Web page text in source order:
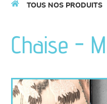
TOUS NOS PRODUITS
Chaise -